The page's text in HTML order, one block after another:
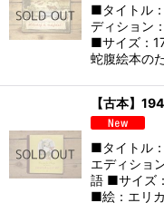
■タイトル
ディション
■サイズ：
蛇腹絵本の
【古本】
■タイトル
エディショ
語 ■サイズ
■絵：エリ